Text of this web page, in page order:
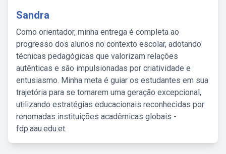
Sandra
Como orientador, minha entrega é completa ao
progresso dos alunos no contexto escolar, adotando
técnicas pedagógicas que valorizam relações
autênticas e são impulsionadas por criatividade e
entusiasmo. Minha meta é guiar os estudantes em sua
trajetória para se tornarem uma geração excepcional,
utilizando estratégias educacionais reconhecidas por
renomadas instituições acadêmicas globais -
fdp.aau.edu.et.